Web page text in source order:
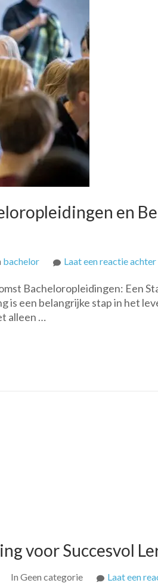
en
bachelor Laat een reactie achter
Bacheloropleidingen: Een
is een belangrijke stap in het
alleen …
voor Succesvol
In Geen categorie Laat een